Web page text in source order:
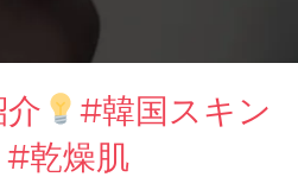
#韓国スキン
乾燥肌